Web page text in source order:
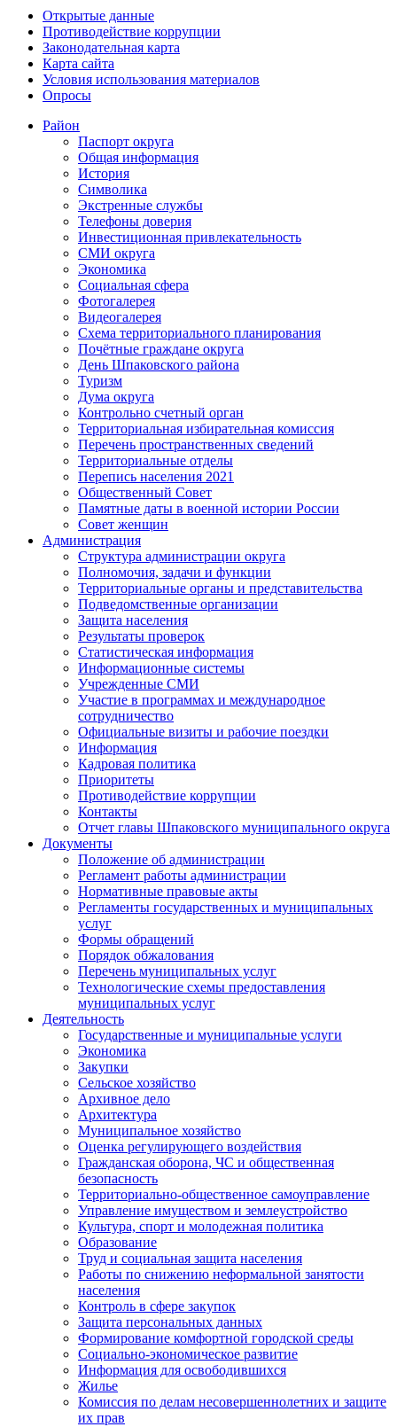
Открытые данные
Противодействие коррупции
Законодательная карта
Карта сайта
Условия использования материалов
Опросы
Район
Паспорт округа
Общая информация
История
Символика
Экстренные службы
Телефоны доверия
Инвестиционная привлекательность
СМИ округа
Экономика
Социальная сфера
Фотогалерея
Видеогалерея
Схема территориального планирования
Почётные граждане округа
День Шпаковского района
Туризм
Дума округа
Контрольно счетный орган
Территориальная избирательная комиссия
Перечень пространственных сведений
Территориальные отделы
Перепись населения 2021
Общественный Совет
Памятные даты в военной истории России
Совет женщин
Администрация
Структура администрации округа
Полномочия, задачи и функции
Территориальные органы и представительства
Подведомственные организации
Защита населения
Результаты проверок
Статистическая информация
Информационные системы
Учрежденные СМИ
Участие в программах и международное
сотрудничество
Официальные визиты и рабочие поездки
Информация
Кадровая политика
Приоритеты
Противодействие коррупции
Контакты
Отчет главы Шпаковского муниципального округа
Документы
Положение об администрации
Регламент работы администрации
Нормативные правовые акты
Регламенты государственных и муниципальных
услуг
Формы обращений
Порядок обжалования
Перечень муниципальных услуг
Технологические схемы предоставления
муниципальных услуг
Деятельность
Государственные и муниципальные услуги
Экономика
Закупки
Сельское хозяйство
Архивное дело
Архитектура
Муниципальное хозяйство
Оценка регулирующего воздействия
Гражданская оборона, ЧС и общественная
безопасность
Территориально-общественное самоуправление
Управление имуществом и землеустройство
Культура, спорт и молодежная политика
Образование
Труд и социальная защита населения
Работы по снижению неформальной занятости
населения
Контроль в сфере закупок
Защита персональных данных
Формирование комфортной городской среды
Социально-экономическое развитие
Информация для освободившихся
Жилье
Комиссия по делам несовершеннолетних и защите
их прав